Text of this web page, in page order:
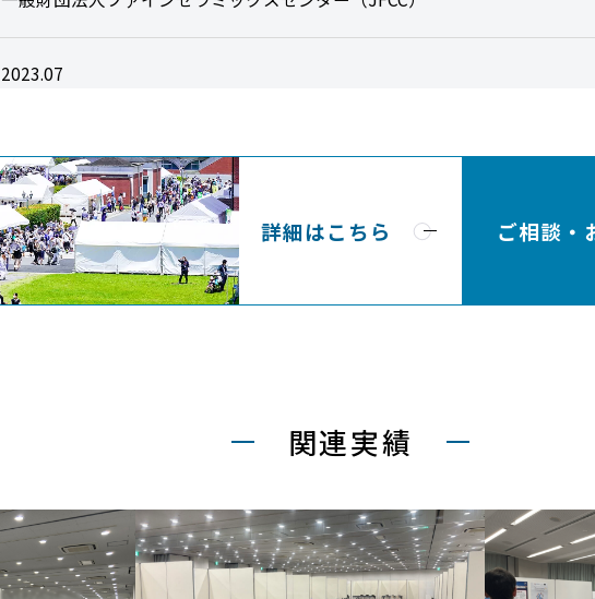
2023.07
詳細はこちら ご相談・
関連実績